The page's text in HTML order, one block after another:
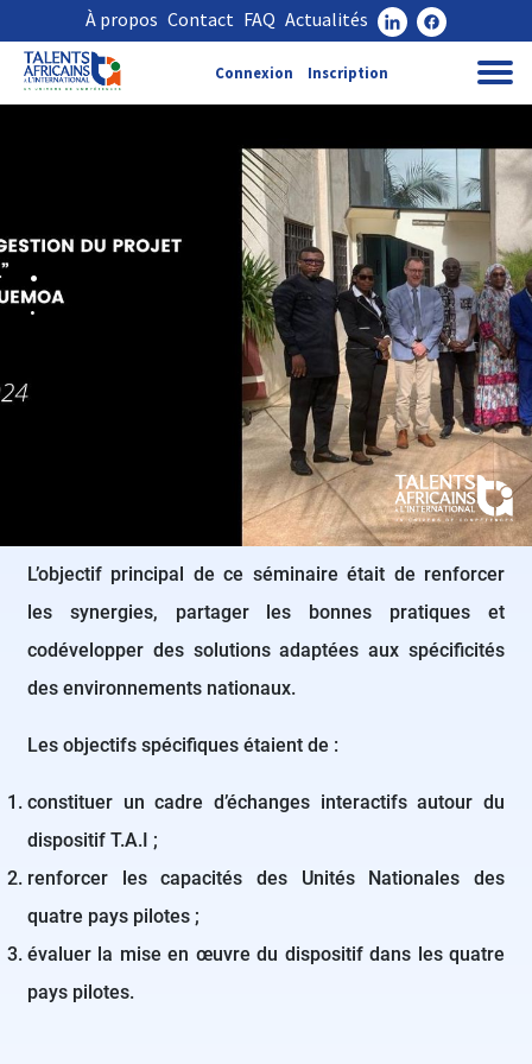
À propos Contact FAQ Actualités
Connexion Inscription
.
.
L’objectif principal de ce séminaire était de renforcer
les synergies, partager les bonnes pratiques et
codévelopper des solutions adaptées aux spécificités
des environnements nationaux.
Les objectifs spécifiques étaient de :
constituer un cadre d’échanges interactifs autour du
dispositif T.A.I ;
renforcer les capacités des Unités Nationales des
quatre pays pilotes ;
évaluer la mise en œuvre du dispositif dans les quatre
pays pilotes.